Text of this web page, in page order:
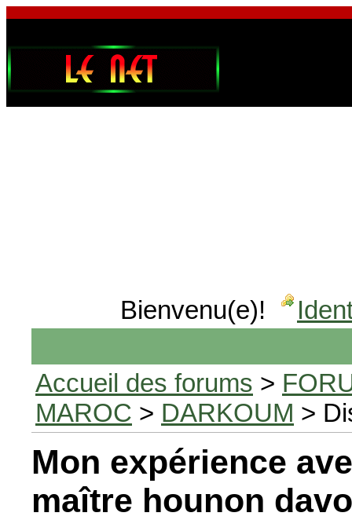
Bienvenu(e)!
Accueil des forums >
MAROC > DARKOUM >
Mon expérience
maître hounon davo